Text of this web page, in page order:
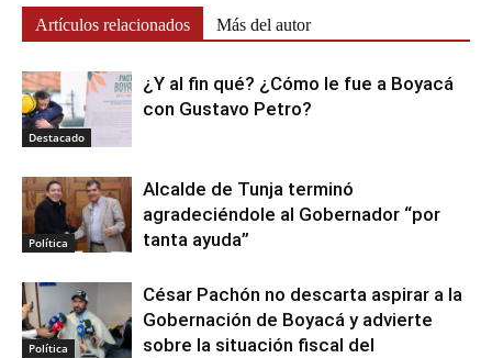
Artículos relacionados Más del autor
Destacado
¿Y al fin qué? ¿Cómo le fue a Boyacá
con Gustavo Petro?
Política
Alcalde de Tunja terminó
agradeciéndole al Gobernador “por
tanta ayuda”
Política
César Pachón no descarta aspirar a la
Gobernación de Boyacá y advierte
sobre la situación fiscal del